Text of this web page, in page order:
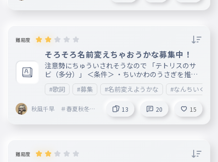
難易度
そろそろ名前変えちゃおうかな募集中！
注意勢にちゅういされそうなので 「テトリスのサ
ビ（多分）」 ＜条件＞ ・ちいかわのうさぎを推し
てることがわかること ・なんちいぐる！の名前を
入れること ・使いやすいっていうか呼ばれやすい
#歌詞 #募集 #名前変えようかな #なんちいぐる
秋風千早 ＃春夏秋冬
13 20 15
難易度